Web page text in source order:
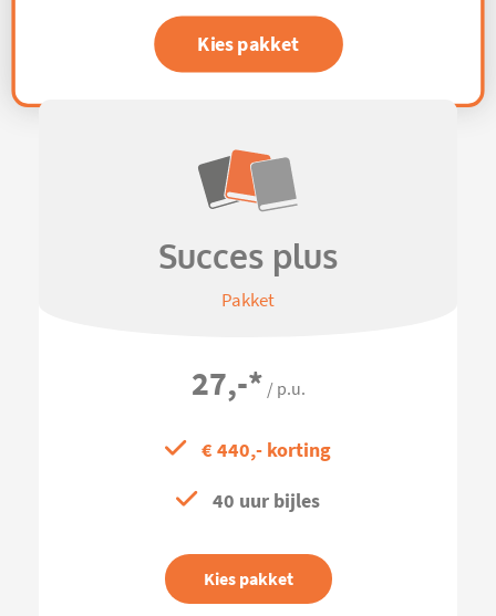
Kies pakket
Succes plus
Pakket
27,-* / p.u.
€ 440,- korting
40 uur bijles
Kies pakket